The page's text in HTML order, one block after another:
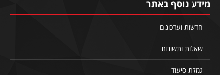
מידע נוסף באתר
חדשות ועדכונים
שאלות ותשובות
גמלת סיעוד